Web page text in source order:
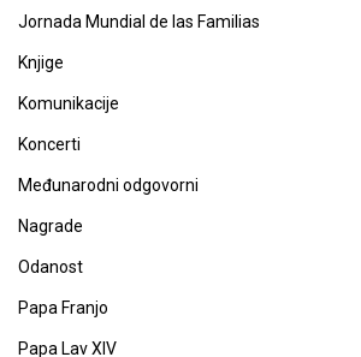
Jornada Mundial de las Familias
Knjige
Komunikacije
Koncerti
Međunarodni odgovorni
Nagrade
Odanost
Papa Franjo
Papa Lav XIV